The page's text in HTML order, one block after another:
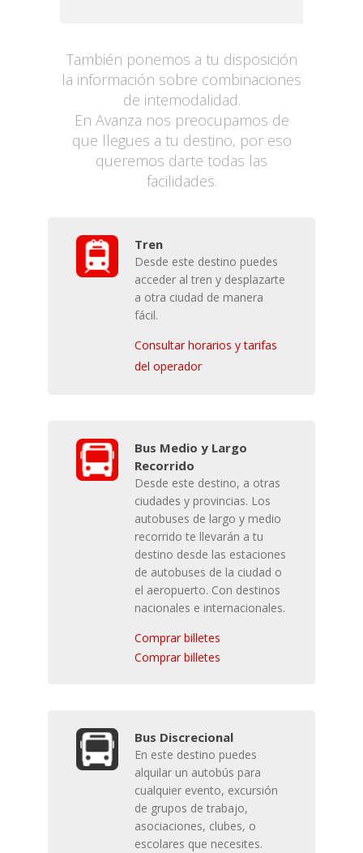
También ponemos a tu disposición
la información sobre combinaciones
de intemodalidad.
En Avanza nos preocupamos de
que llegues a tu destino, por eso
queremos darte todas las
facilidades.
Tren
Desde este destino puedes
acceder al tren y desplazarte
a otra ciudad de manera
fácil.
Consultar horarios y tarifas
del operador
Bus Medio y Largo
Recorrido
Desde este destino, a otras
ciudades y provincias. Los
autobuses de largo y medio
recorrido te llevarán a tu
destino desde las estaciones
de autobuses de la ciudad o
el aeropuerto. Con destinos
nacionales e internacionales.
Comprar billetes
Comprar billetes
Bus Discrecional
En este destino puedes
alquilar un autobús para
cualquier evento, excursión
de grupos de trabajo,
asociaciones, clubes, o
escolares que necesites.